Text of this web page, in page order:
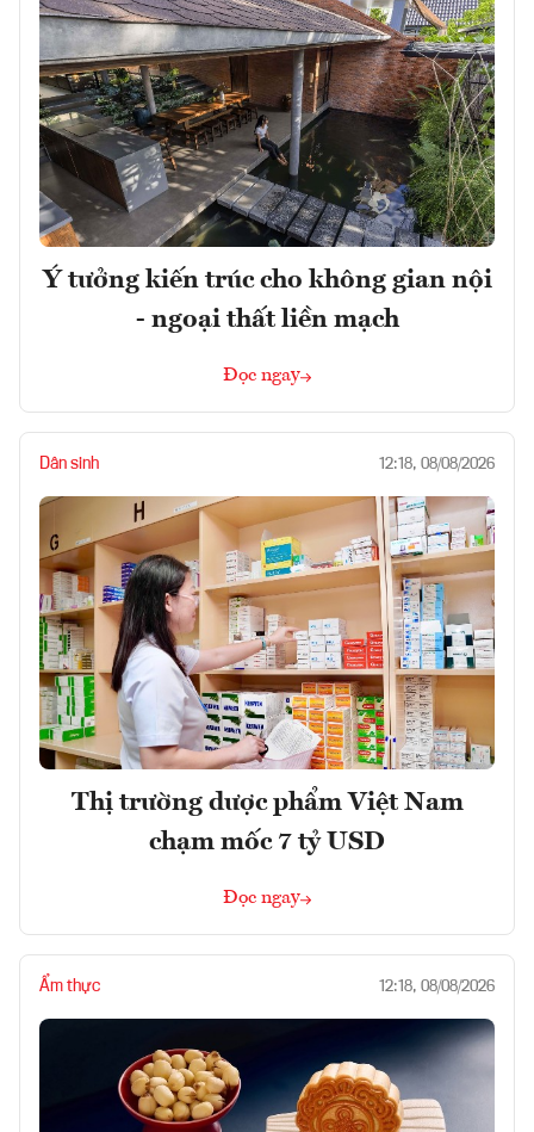
Ý tưởng kiến trúc cho không gian nội
- ngoại thất liền mạch
Đọc ngay
Dân sinh 12:18, 08/08/2026
Thị trường dược phẩm Việt Nam
chạm mốc 7 tỷ USD
Đọc ngay
Ẩm thực 12:18, 08/08/2026